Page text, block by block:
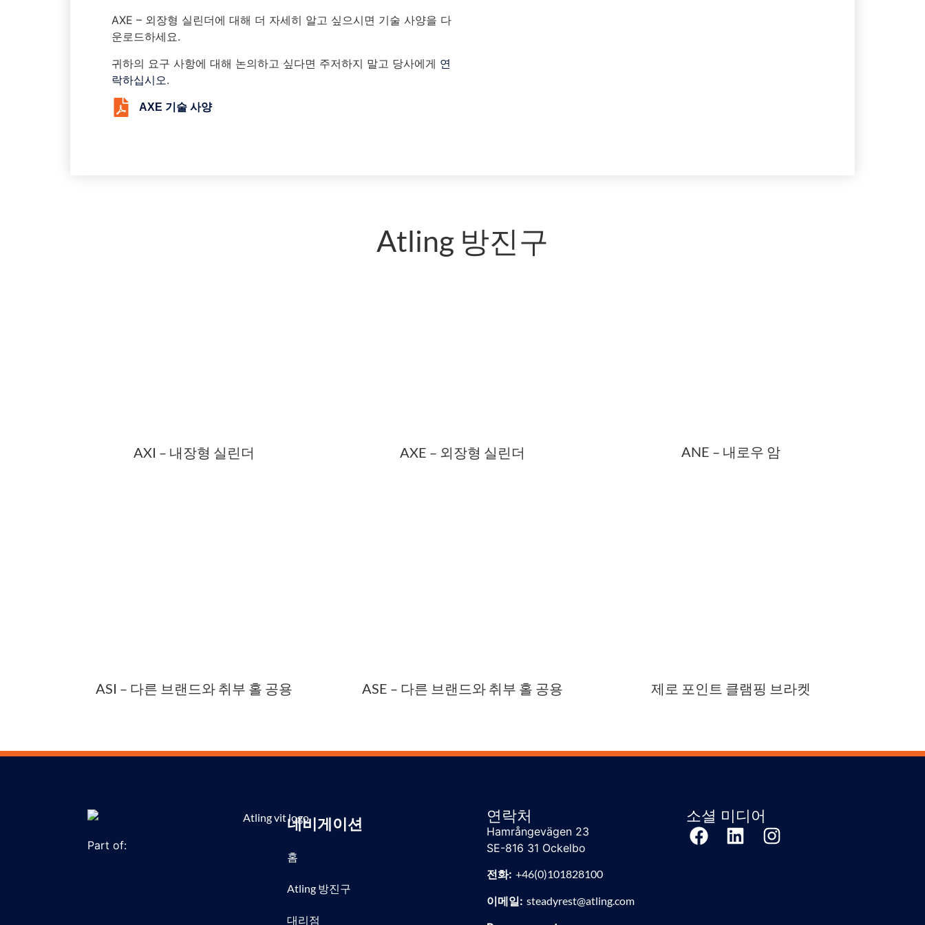
AXE – 외장형 실린더에 대해 더 자세히 알고 싶으시면 기술 사양을 다
운로드하세요.
귀하의 요구 사항에 대해 논의하고 싶다면 주저하지 말고 당사에게 연
락하십시오.
AXE 기술 사양
Atling 방진구
AXI – 내장형 실린더 AXE – 외장형 실린더 ANE – 내로우 암
ASI – 다른 브랜드와 취부 홀 공용 ASE – 다른 브랜드와 취부 홀 공용 제로 포인트 클램핑 브라켓
Part of:
네비게이션
홈
Atling 방진구
대리점
연락처
Hamrångevägen 23
SE-816 31 Ockelbo
전화: +46(0)101828100
이메일: steadyrest@atling.com
소셜 미디어